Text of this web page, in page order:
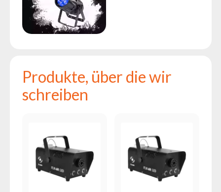
Produkte, über die wir
schreiben